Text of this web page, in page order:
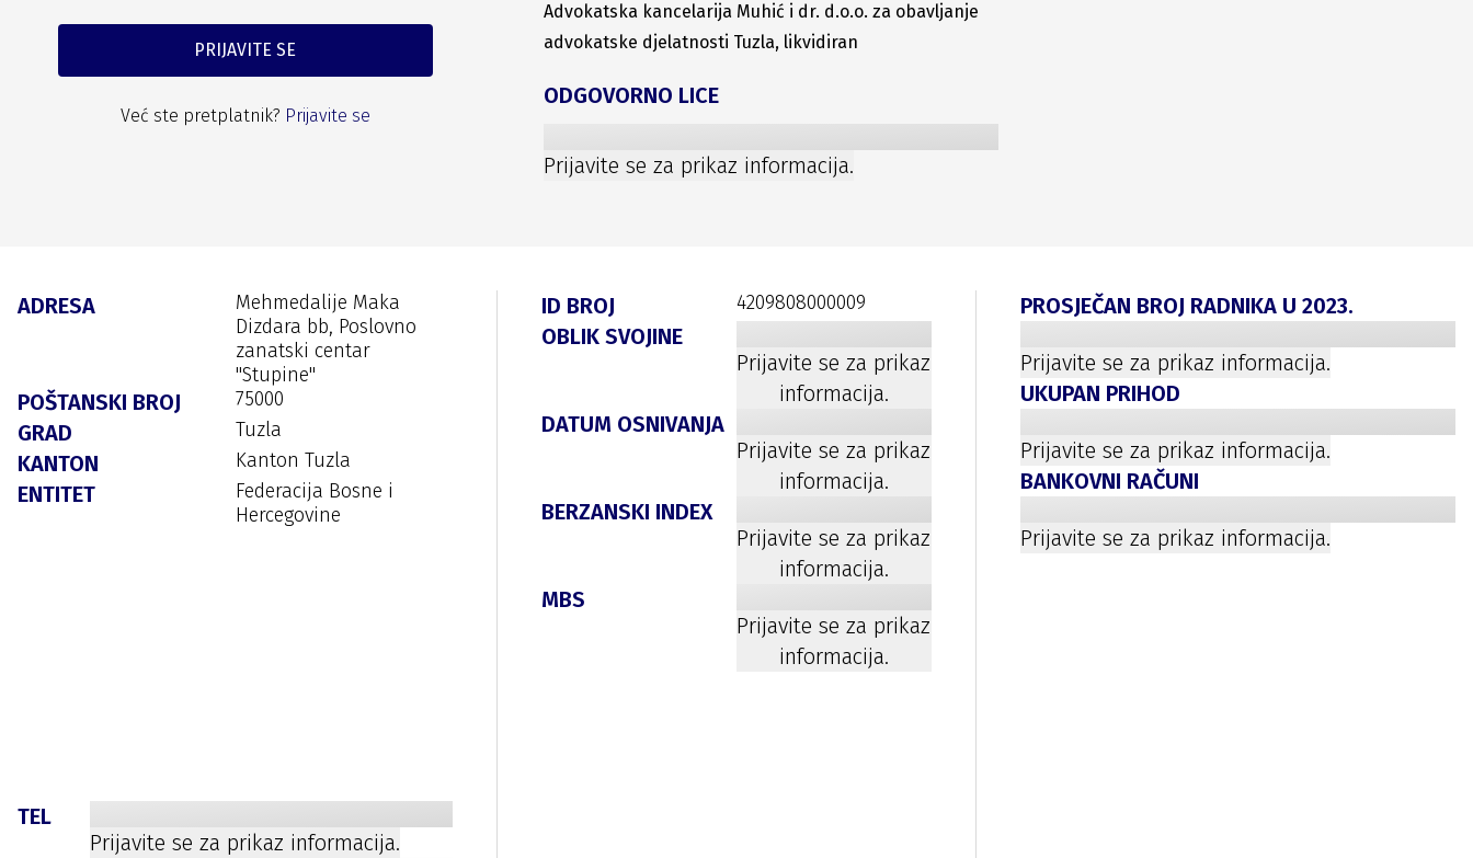
PRIJAVITE SE
Već ste pretplatnik? Prijavite se
Advokatska kancelarija Muhić i dr. d.o.o. za obavljanje
advokatske djelatnosti Tuzla, likvidiran
ODGOVORNO LICE
Prijavite se za prikaz informacija.
ADRESA
Mehmedalije Maka
Dizdara bb, Poslovno
zanatski centar
"Stupine"
POŠTANSKI BROJ 75000
GRAD Tuzla
KANTON Kanton Tuzla
ENTITET
Federacija Bosne i
Hercegovine
TEL
Prijavite se za prikaz informacija.
ID BROJ 4209808000009
OBLIK SVOJINE
Prijavite se za prikaz
informacija.
DATUM OSNIVANJA
Prijavite se za prikaz
informacija.
BERZANSKI INDEX
Prijavite se za prikaz
informacija.
MBS
Prijavite se za prikaz
informacija.
PROSJEČAN BROJ RADNIKA U 2023.
Prijavite se za prikaz informacija.
UKUPAN PRIHOD
Prijavite se za prikaz informacija.
BANKOVNI RAČUNI
Prijavite se za prikaz informacija.